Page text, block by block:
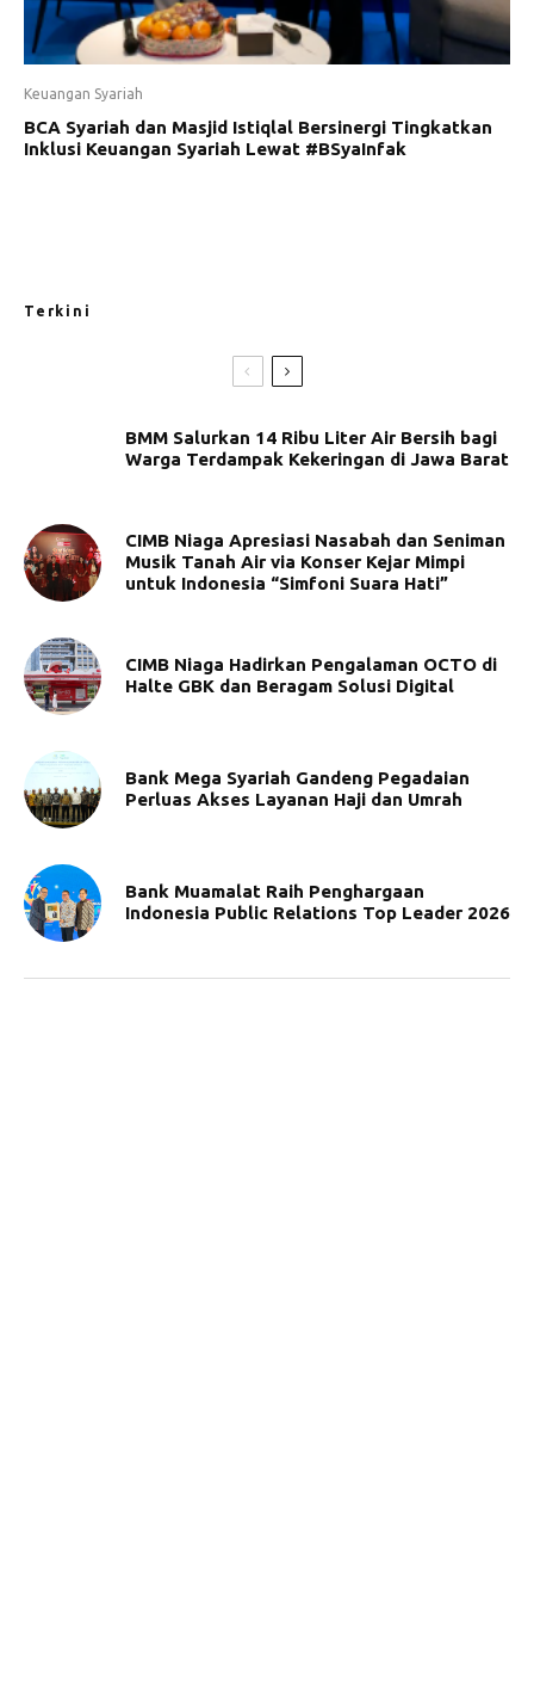
Keuangan Syariah
BCA Syariah dan Masjid Istiqlal Bersinergi Tingkatkan
Inklusi Keuangan Syariah Lewat #BSyaInfak
Terkini
BMM Salurkan 14 Ribu Liter Air Bersih bagi
Warga Terdampak Kekeringan di Jawa Barat
CIMB Niaga Apresiasi Nasabah dan Seniman
Musik Tanah Air via Konser Kejar Mimpi
untuk Indonesia “Simfoni Suara Hati”
CIMB Niaga Hadirkan Pengalaman OCTO di
Halte GBK dan Beragam Solusi Digital
Bank Mega Syariah Gandeng Pegadaian
Perluas Akses Layanan Haji dan Umrah
Bank Muamalat Raih Penghargaan
Indonesia Public Relations Top Leader 2026